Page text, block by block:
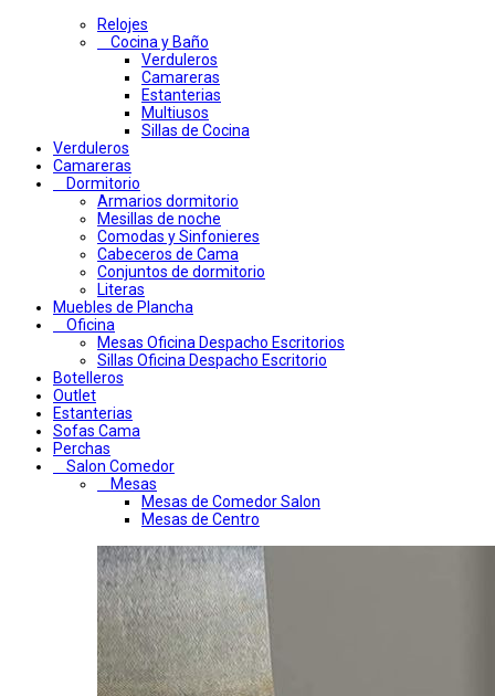
Relojes
Cocina y Baño
Verduleros
Camareras
Estanterias
Multiusos
Sillas de Cocina
Verduleros
Camareras
Dormitorio
Armarios dormitorio
Mesillas de noche
Comodas y Sinfonieres
Cabeceros de Cama
Conjuntos de dormitorio
Literas
Muebles de Plancha
Oficina
Mesas Oficina Despacho Escritorios
Sillas Oficina Despacho Escritorio
Botelleros
Outlet
Estanterias
Sofas Cama
Perchas
Salon Comedor
Mesas
Mesas de Comedor Salon
Mesas de Centro